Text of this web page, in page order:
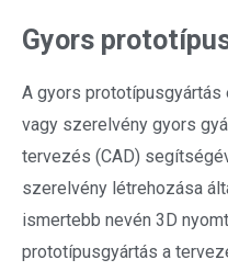
Gyors
A gyors
vagy szerelvény gyors
tervezés (CAD)
szerelvény létrehozása
ismertebb nevén 3D
prototípusgyártás a